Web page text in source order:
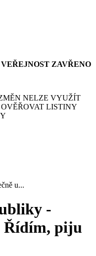
VEŘEJNOST ZAVŘENO
NELZE VYUŽÍT
LISTINY
u...
-
Řídím, piju